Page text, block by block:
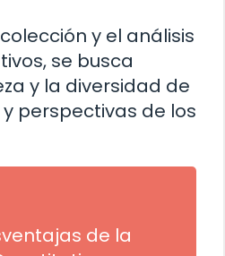
y el análisis
se busca
y la diversidad de
perspectivas de los
de la